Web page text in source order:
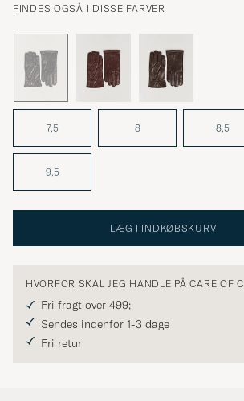
FINDES OGSÅ I DISSE FARVER
7,5 8 8,5
9,5
LÆG I INDKØBSKURV
HVORFOR SKAL JEG HANDLE PÅ CARE OF
Fri fragt over 499;-
Sendes indenfor 1-3 dage
Fri retur